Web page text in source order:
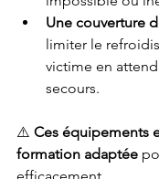
Une couverture
limiter le
victime en
secours.
⚠️ Ces équipements
formation adaptée
efficacement.